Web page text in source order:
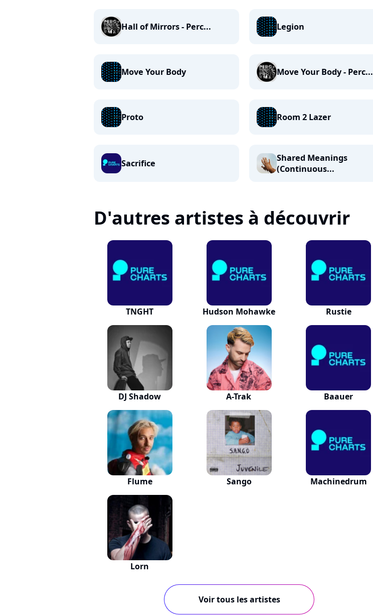
Hall of Mirrors - Perc... Legion
Move Your Body Move Your Body - Perc...
Proto Room 2 Lazer
Sacrifice
Shared Meanings
(Continuous...
D'autres artistes à découvrir
TNGHT Hudson Mohawke Rustie
DJ Shadow A-Trak Baauer
Flume Sango Machinedrum
Lorn
Voir tous les artistes